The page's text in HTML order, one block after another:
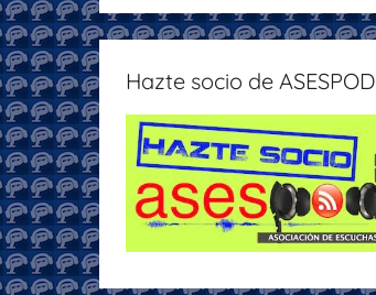
Hazte socio de ASESPOD